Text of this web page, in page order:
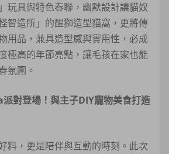
玩具與特色春聯，幽默設計讓貓奴
智造所」的醒獅造型貓窩，更將傳
用品，兼具造型感與實用性，必成
極高的年節亮點，讓毛孩在家也能
氛圍。
對登場！與主子DIY寵物美食打造
料，更是陪伴與互動的時刻。此次